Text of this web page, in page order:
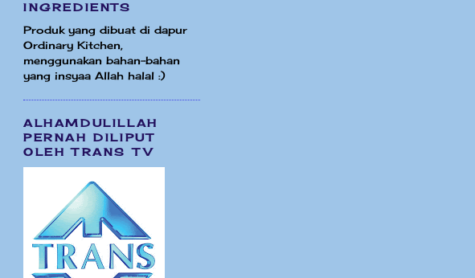
INGREDIENTS
Produk yang dibuat di dapur
Ordinary Kitchen,
menggunakan bahan-bahan
yang insyaa Allah halal :)
ALHAMDULILLAH
PERNAH DILIPUT
OLEH TRANS TV